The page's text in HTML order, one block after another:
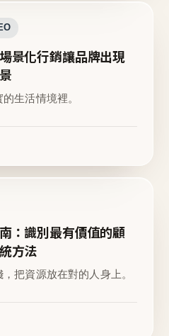
景化行銷讓品牌出現
生活情境裡。
：識別最有價值的顧
方法
把資源放在對的人身上。